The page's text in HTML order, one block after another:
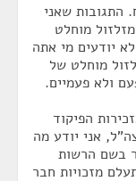
התגובות שאני
מוחלט
יודעים מי אתה
מוחלט של
ולא פעמיים.
הפיקוד
אני יודע מה
בשם הרשות
מזכויות חבר